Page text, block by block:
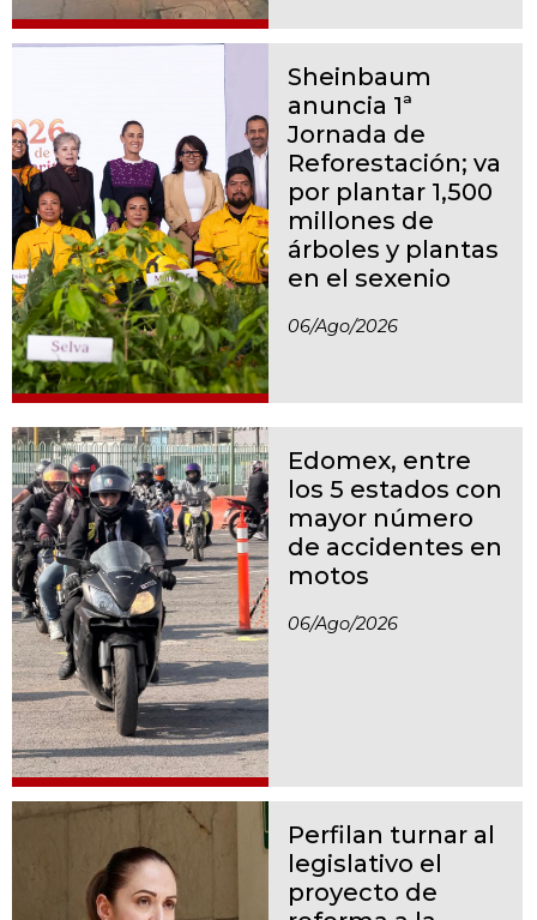
Sheinbaum
anuncia 1ª
Jornada de
Reforestación; va
por plantar 1,500
millones de
árboles y plantas
en el sexenio
06/ago/2026
Edomex, entre
los 5 estados con
mayor número
de accidentes en
motos
06/ago/2026
Perfilan turnar al
legislativo el
proyecto de